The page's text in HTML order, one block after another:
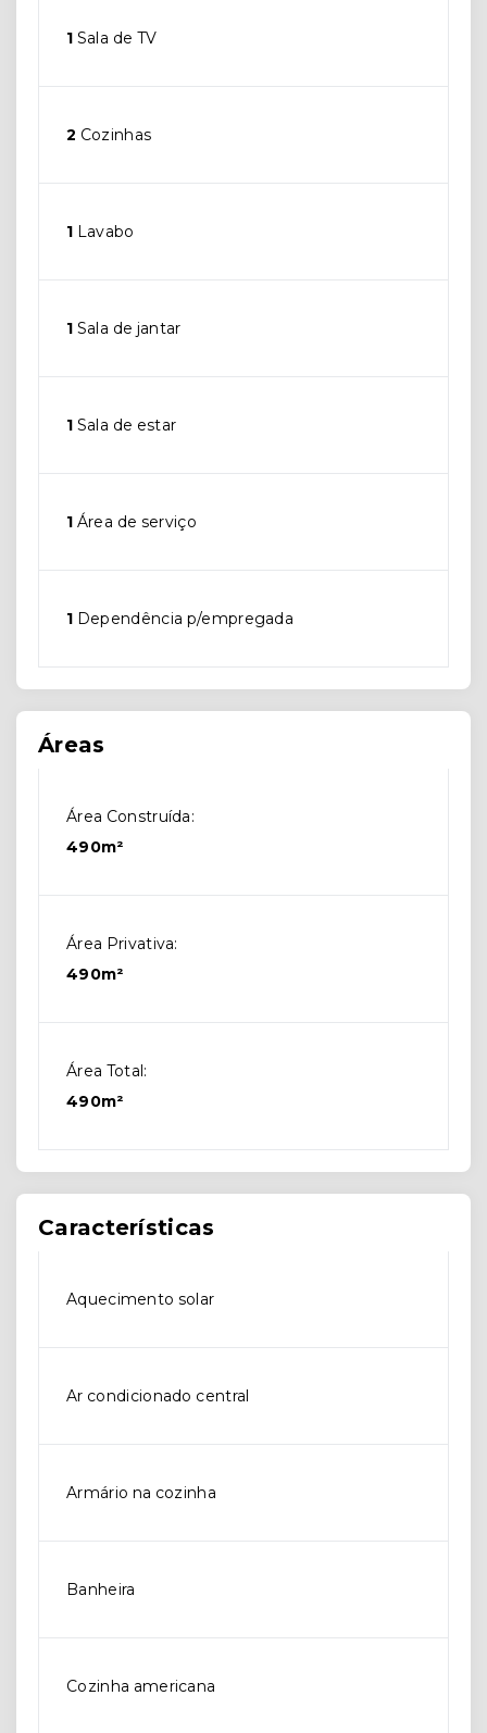
1 Sala de TV
2 Cozinhas
1 Lavabo
1 Sala de jantar
1 Sala de estar
1 Área de serviço
1 Dependência p/empregada
Áreas
Área Construída:
490m²
Área Privativa:
490m²
Área Total:
490m²
Características
Aquecimento solar
Ar condicionado central
Armário na cozinha
Banheira
Cozinha americana